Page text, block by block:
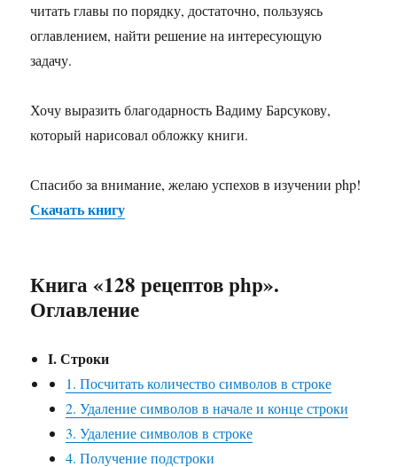
читать главы по порядку, достаточно, пользуясь
оглавлением, найти решение на интересующую
задачу.
Хочу выразить благодарность Вадиму Барсукову,
который нарисовал обложку книги.
Спасибо за внимание, желаю успехов в изучении php!
Скачать книгу
Книга «128 рецептов php».
Оглавление
I. Строки
1. Посчитать количество символов в строке
2. Удаление символов в начале и конце строки
3. Удаление символов в строке
4. Получение подстроки